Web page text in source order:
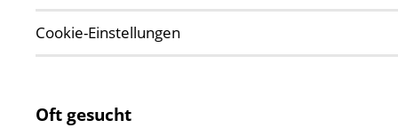
Cookie-Einstellungen
Oft gesucht